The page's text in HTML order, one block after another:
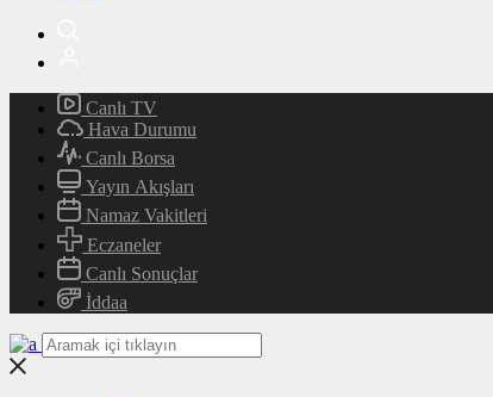
Canlı TV
Hava Durumu
Canlı Borsa
Yayın Akışları
Namaz Vakitleri
Eczaneler
Canlı Sonuçlar
İddaa